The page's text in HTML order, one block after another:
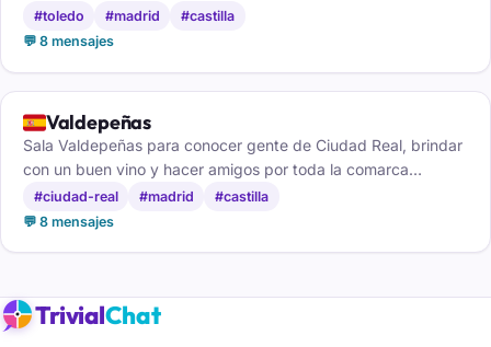
#toledo #madrid
#castilla
💬 8 mensajes
🇪🇸Valdepeñas
Sala Valdepeñas para conocer gente de Ciudad Real, brindar
con un buen vino y hacer amigos por toda la comarca
manchega.
#ciudad-real #madrid
#castilla
💬 8 mensajes
TrivialChat